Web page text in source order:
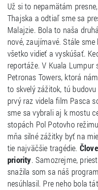
Už si to nepamätám
Thajska a odtiaľ sme sa
Malajzie. Bola to naša
nové, zaujímavé. Stále
všetko vidieť a vyskúšať.
reportáže. V Kuala Lumpur
Petronas Towers, ktorá
to skvelý zážitok, tú
prvý raz videla film Pasca
sme sa vybrali aj k mostu
stopách Pol Potovho
mňa silné zážitky byť na
tie najväčšie tragédie.
priority. Samozrejme,
snažila som sa náš
nesúhlasil. Pre neho bola